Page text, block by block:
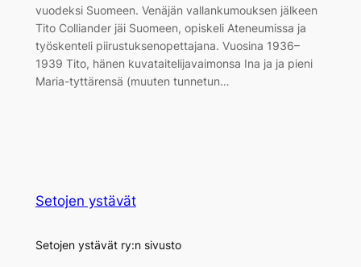
vuodeksi Suomeen. Venäjän vallankumouksen jälkeen
Tito Colliander jäi Suomeen, opiskeli Ateneumissa ja
työskenteli piirustuksenopettajana. Vuosina 1936–
1939 Tito, hänen kuvataitelijavaimonsa Ina ja ja pieni
Maria-tyttärensä (muuten tunnetun…
Setojen ystävät
Setojen ystävät ry:n sivusto